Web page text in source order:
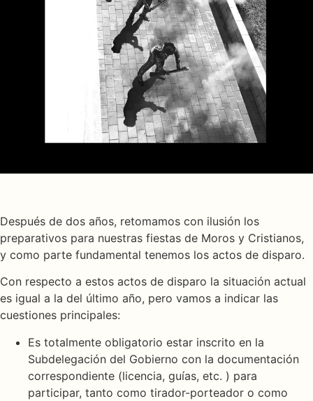
Después de dos años, retomamos con ilusión los
preparativos para nuestras fiestas de Moros y Cristianos,
y como parte fundamental tenemos los actos de disparo.
Con respecto a estos actos de disparo la situación actual
es igual a la del último año, pero vamos a indicar las
cuestiones principales:
Es totalmente obligatorio estar inscrito en la
Subdelegación del Gobierno con la documentación
correspondiente (licencia, guías, etc. ) para
participar, tanto como tirador-porteador o como